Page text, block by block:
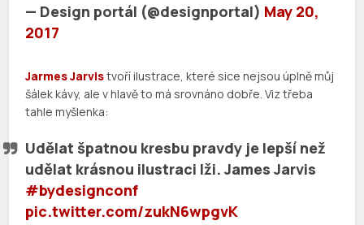
— Design portál (@designportal) May 20,
2017
Jarmes Jarvistvoří ilustrace, které sice nejsou úplně můj
šálek kávy, ale v hlavě to má srovnáno dobře. Viz třeba
tahle myšlenka:
Udělat špatnou kresbu pravdy je lepší než
udělat krásnou ilustraci lži. James Jarvis
#bydesignconf
pic.twitter.com/zukN6wpgvK